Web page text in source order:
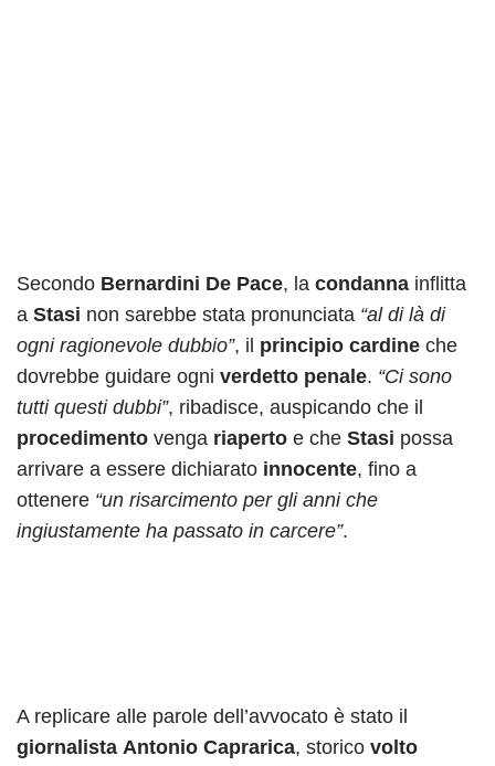
Secondo Bernardini De Pace, la condanna inflitta
a Stasi non sarebbe stata pronunciata “al di là di
ogni ragionevole dubbio”, il principio cardine che
dovrebbe guidare ogni verdetto penale. “Ci sono
tutti questi dubbi”, ribadisce, auspicando che il
procedimento venga riaperto e che Stasi possa
arrivare a essere dichiarato innocente, fino a
ottenere “un risarcimento per gli anni che
ingiustamente ha passato in carcere”.
A replicare alle parole dell’avvocato è stato il
giornalista Antonio Caprarica, storico volto